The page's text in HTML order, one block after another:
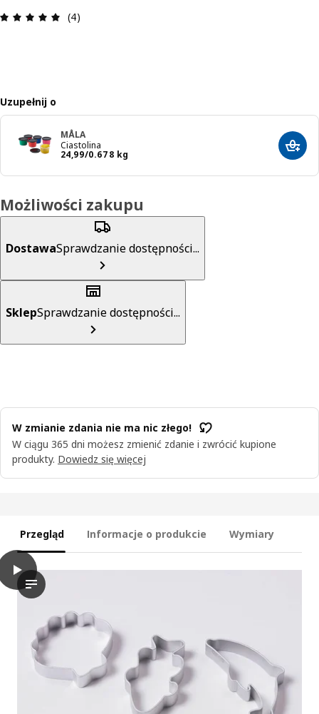
Opinia: 5 na 5 gwiazdki. Recenzje ogółem: 4
(4)
Uzupełnij o
MÅLA
Ciastolina
24,99/0.678 kg
Cena 24,99/0.678 kg
Możliwości zakupu
DostawaSprawdzanie dostępności...
SklepSprawdzanie dostępności...
W zmianie zdania nie ma nic złego!
W ciągu 365 dni możesz zmienić zdanie i zwrócić kupione
produkty. Dowiedz się więcej
Przegląd Informacje o produkcie Wymiary
play
Dołącz do ciekawskiego młodzieńca w pomysłowej
BLÅVINGAD Foremki do ciastoliny, 5 szt., srebrny